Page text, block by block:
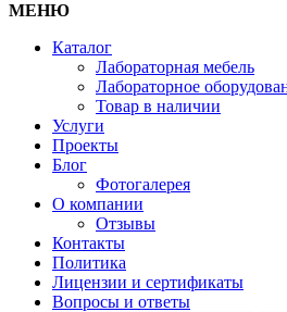
МЕНЮ
Каталог
Лабораторная мебель
Лабораторное
Товар в наличии
Услуги
Проекты
Блог
Фотогалерея
О компании
Отзывы
Контакты
Политика
Лицензии и сертификаты
Вопросы и ответы